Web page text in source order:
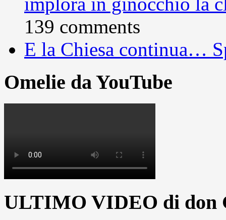
139 comments
E la Chiesa continua…
Omelie da YouTube
ULTIMO VIDEO di don